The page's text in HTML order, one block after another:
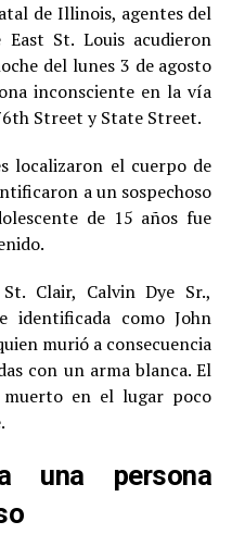
de Illinois, agentes del
St. Louis acudieron
del lunes 3 de agosto
inconsciente en la vía
Street y State Street.
localizaron el cuerpo de
a un sospechoso
de 15 años fue
Clair, Calvin Dye Sr.,
identificada como John
murió a consecuencia
con un arma blanca. El
en el lugar poco
una persona